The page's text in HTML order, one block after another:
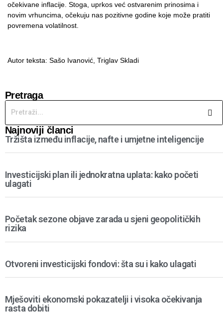
očekivane inflacije. Stoga, uprkos već ostvarenim prinosima i
novim vrhuncima, očekuju nas pozitivne godine koje može pratiti
povremena volatilnost.
Autor teksta: Sašo Ivanović, Triglav Skladi
Pretraga
Najnoviji članci
Tržišta između inflacije, nafte i umjetne inteligencije
Investicijski plan ili jednokratna uplata: kako početi
ulagati
Početak sezone objave zarada u sjeni geopolitičkih
rizika
Otvoreni investicijski fondovi: šta su i kako ulagati
Mješoviti ekonomski pokazatelji i visoka očekivanja
rasta dobiti